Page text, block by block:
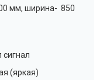
мм, ширина- 850
(яркая)